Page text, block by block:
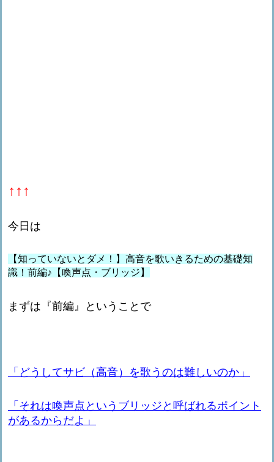
↑↑↑
今日は
【知っていないとダメ！】高音を歌いきるための基礎知
識！前編♪【喚声点・ブリッジ】
まずは『前編』ということで
「どうしてサビ（高音）を歌うのは難しいのか」
「それは喚声点というブリッジと呼ばれるポイント
があるからだよ」